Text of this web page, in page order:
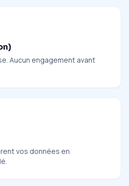
Aucun engagement avant
vos données en